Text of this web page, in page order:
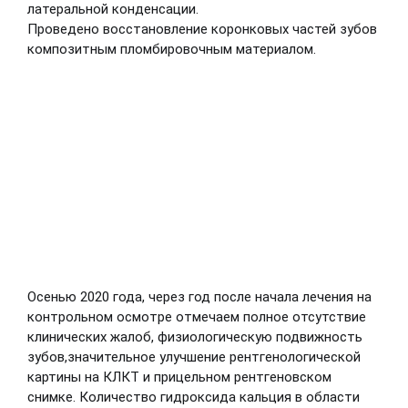
латеральной конденсации.
Проведено восстановление коронковых частей зубов
композитным пломбировочным материалом.
Осенью 2020 года, через год после начала лечения на
контрольном осмотре отмечаем полное отсутствие
клинических жалоб, физиологическую подвижность
зубов,значительное улучшение рентгенологической
картины на КЛКТ и прицельном рентгеновском
снимке. Количество гидроксида кальция в области